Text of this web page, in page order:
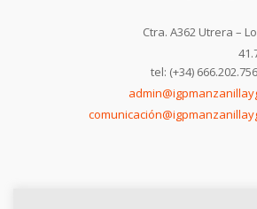
Ctra. A362 Utrera –
tel: (+34)